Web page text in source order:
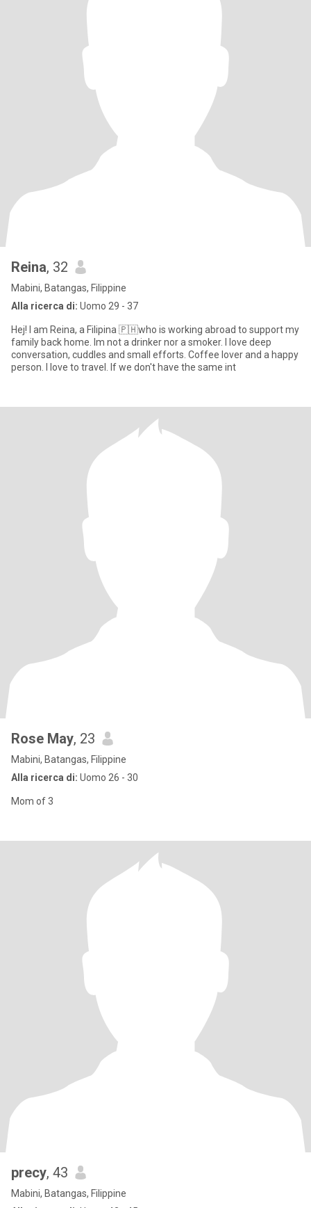
Reina, 32
Mabini, Batangas, Filippine
Alla ricerca di: Uomo 29 - 37
Hej! I am Reina, a Filipina 🇵🇭who is working abroad to support my
family back home. Im not a drinker nor a smoker. I love deep
conversation, cuddles and small efforts. Coffee lover and a happy
person. I love to travel. If we don't have the same int
Rose May, 23
Mabini, Batangas, Filippine
Alla ricerca di: Uomo 26 - 30
Mom of 3
precy, 43
Mabini, Batangas, Filippine